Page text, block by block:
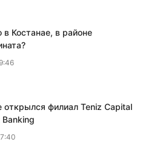
в Костанае, в районе
открылся филиал Teniz Capital